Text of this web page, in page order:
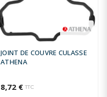
JOINT DE COUVRE CULASSE
ATHENA
8,72 € TTC